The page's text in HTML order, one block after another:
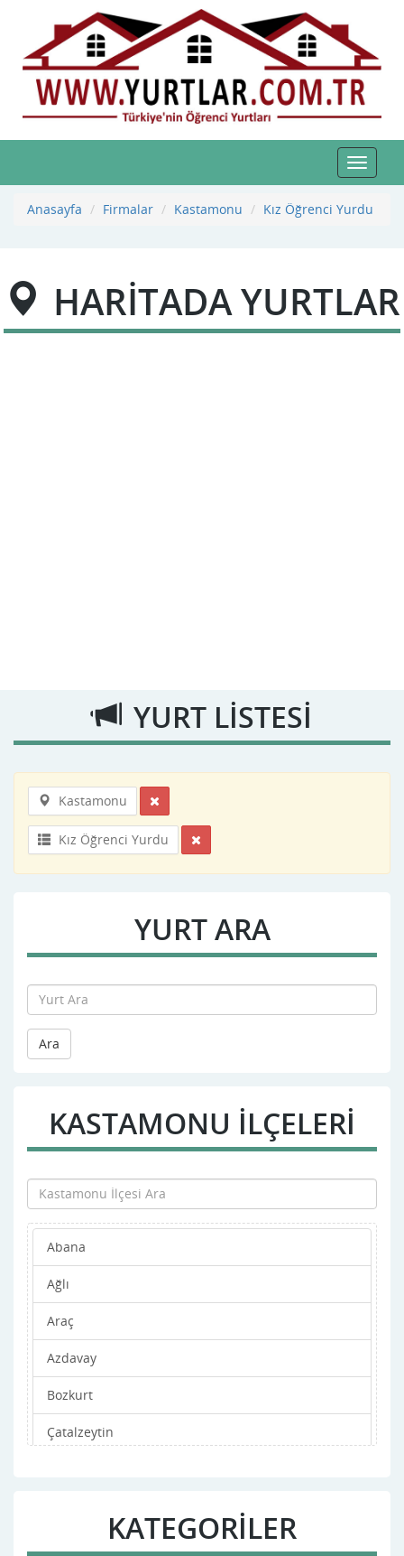
Toggle
Anasayfa
Firmalar Kastamonu Kız Öğrenci Yurdu
HARİTADA YURTLAR
YURT LİSTESİ
Kastamonu
Kız Öğrenci Yurdu
YURT ARA
Ara
KASTAMONU İLÇELERİ
Abana
Ağlı
Araç
Azdavay
Bozkurt
Çatalzeytin
KATEGORİLER